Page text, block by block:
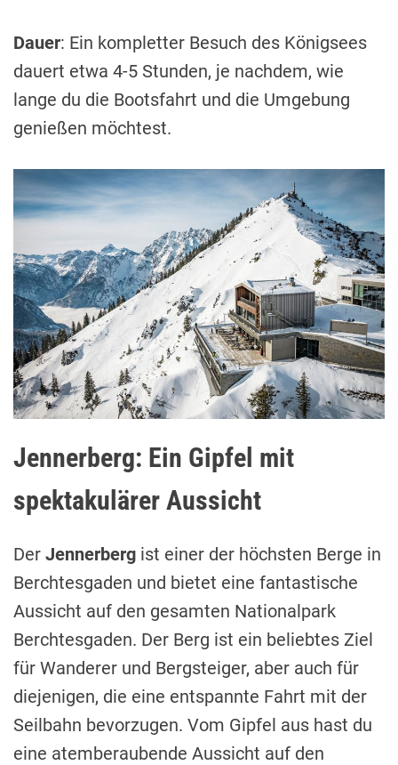
Dauer: Ein kompletter Besuch des Königsees
dauert etwa 4-5 Stunden, je nachdem, wie
lange du die Bootsfahrt und die Umgebung
genießen möchtest.
Jennerberg: Ein Gipfel mit
spektakulärer Aussicht
Der Jennerberg ist einer der höchsten Berge in
Berchtesgaden und bietet eine fantastische
Aussicht auf den gesamten Nationalpark
Berchtesgaden. Der Berg ist ein beliebtes Ziel
für Wanderer und Bergsteiger, aber auch für
diejenigen, die eine entspannte Fahrt mit der
Seilbahn bevorzugen. Vom Gipfel aus hast du
eine atemberaubende Aussicht auf den